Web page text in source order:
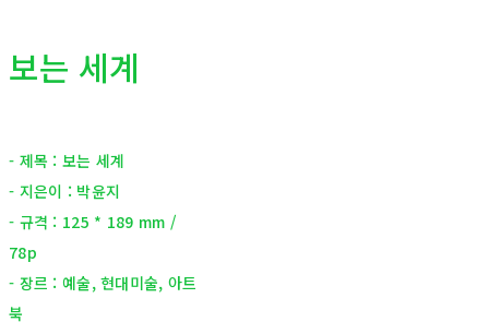
보는 세계
- 제목 : 보는 세계
- 지은이 : 박윤지
- 규격 : 125 * 189 mm /
78p
- 장르 : 예술, 현대미술, 아트
북